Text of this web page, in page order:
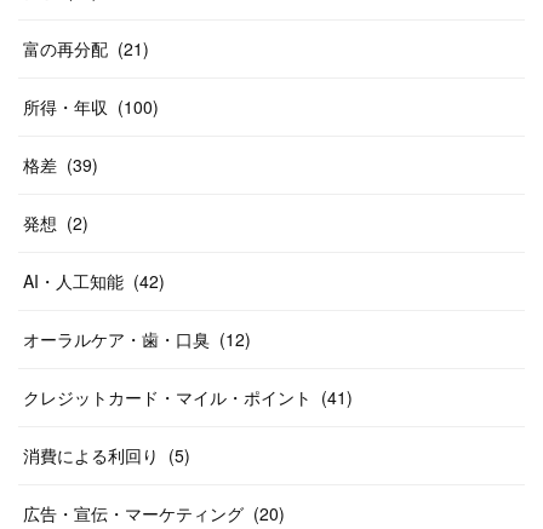
富の再分配 (21)
所得・年収 (100)
格差 (39)
発想 (2)
AI・人工知能 (42)
オーラルケア・歯・口臭 (12)
クレジットカード・マイル・ポイント (41)
消費による利回り (5)
広告・宣伝・マーケティング (20)